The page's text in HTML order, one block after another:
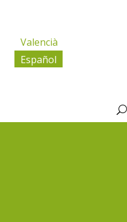
Valencià
Español